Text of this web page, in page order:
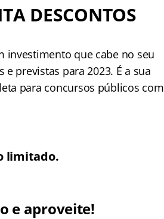
DESCONTOS
investimento que cabe no seu
previstas para 2023. É a sua
para concursos públicos com
limitado.
e aproveite!